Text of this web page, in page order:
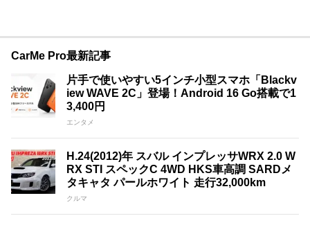
CarMe Pro最新記事
片手で使いやすい5インチ小型スマホ「Blackv
iew WAVE 2C」登場！Android 16 Go搭載で1
3,400円
エンタメ
H.24(2012)年 スバル インプレッサWRX 2.0 W
RX STI スペックC 4WD HKS車高調 SARDメ
タキャタ パールホワイト 走行32,000km
クルマ